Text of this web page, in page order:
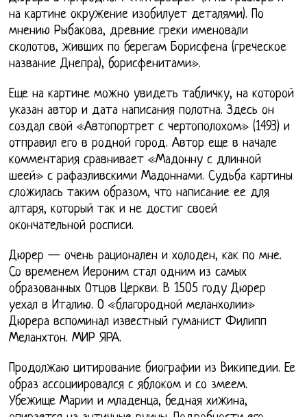
на картине окружение изобилует деталями). По
мнению Рыбакова, древние греки именовали
сколотов, живших по берегам Борисфена (греческое
название Днепра), борисфенитами».
Еще на картине можно увидеть табличку, на которой
указан автор и дата написания полотна. Здесь он
создал свой «Автопортрет с чертополохом» (1493) и
отправил его в родной город. Автор еще в начале
комментария сравнивает «Мадонну с длинной
шеей» с рафаэливскими Мадоннами. Судьба картины
сложилась таким образом, что написание ее для
алтаря, который так и не достиг своей
окончательной росписи.
Дюрер — очень рационален и холоден, как по мне.
Со временем Иероним стал одним из самых
образованных Отцов Церкви. В 1505 году Дюрер
уехал в Италию. О «благородной меланхолии»
Дюрера вспоминал известный гуманист Филипп
Меланхтон. МИР ЯРА.
Продолжаю цитирование биографии из Википедии. Ее
образ ассоциировался с яблоком и со змеем.
Убежище Марии и младенца, бедная хижина,